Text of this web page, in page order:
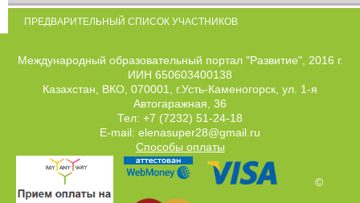
ПРЕДВАРИТЕЛЬНЫЙ СПИСОК УЧАСТНИКОВ
Международный образовательный портал "Развитие", 2016 г.
ИИН 650603400138
Казахстан, ВКО, 070001, г.Усть-Каменогорск, ул. 1-я
Автогаражная, 36
Тел: +7 (7232) 51-24-18
E-mail: elenasuper28@gmail.ru
Способы оплаты
©